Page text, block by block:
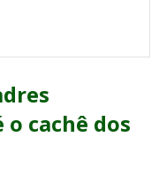
o cachê dos